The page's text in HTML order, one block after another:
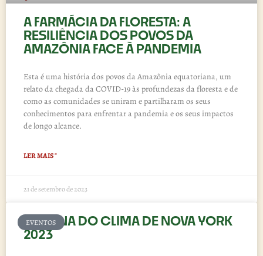
A FARMÁCIA DA FLORESTA: A
RESILIÊNCIA DOS POVOS DA
AMAZÔNIA FACE À PANDEMIA
Esta é uma história dos povos da Amazônia equatoriana, um
relato da chegada da COVID-19 às profundezas da floresta e de
como as comunidades se uniram e partilharam os seus
conhecimentos para enfrentar a pandemia e os seus impactos
de longo alcance.
LER MAIS "
21 de setembro de 2023
EVENTOS
SEMANA DO CLIMA DE NOVA YORK
2023